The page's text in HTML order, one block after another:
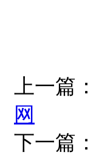
上一篇：
网
下一篇：